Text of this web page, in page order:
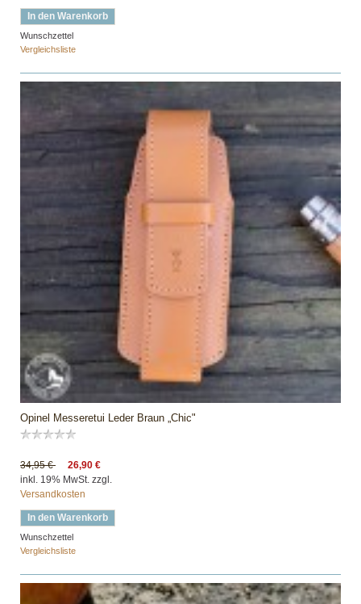
In den Warenkorb
Wunschzettel
Vergleichsliste
Opinel Messeretui Leder Braun „Chic"
34,95 €
26,90 €
inkl. 19% MwSt. zzgl.
Versandkosten
In den Warenkorb
Wunschzettel
Vergleichsliste